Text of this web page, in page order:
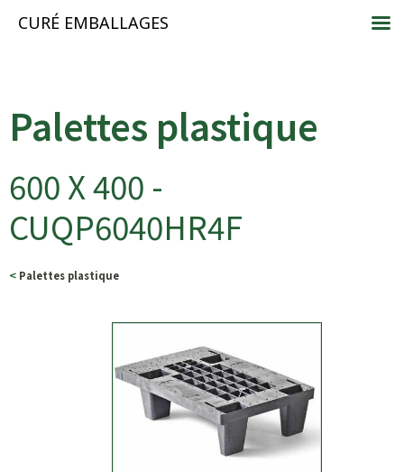
Palettes plastique
600 X 400 -
CUQP6040HR4F
< Palettes plastique
CURÉ EMBALLAGES